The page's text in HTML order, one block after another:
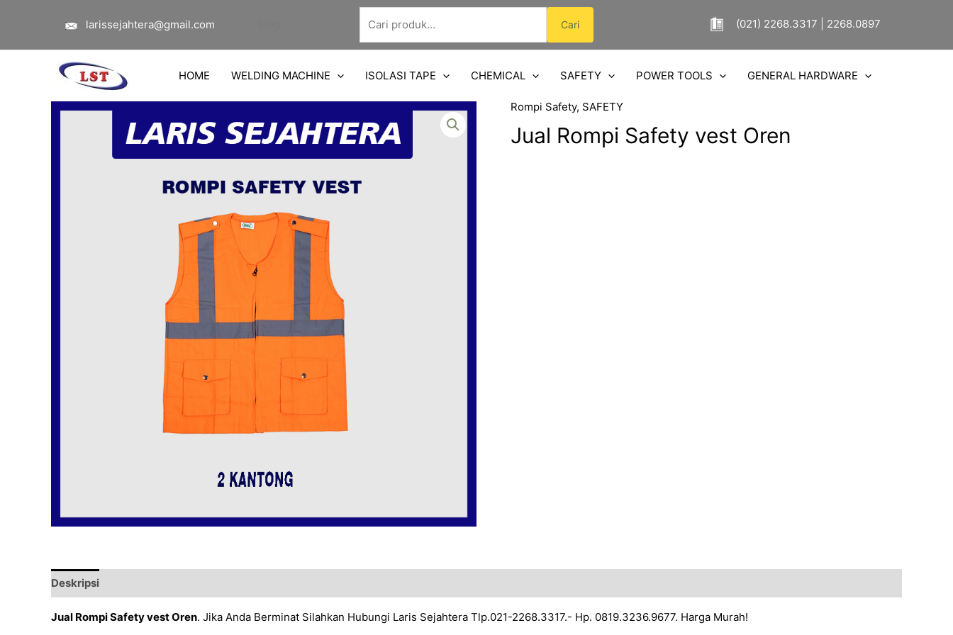
larissejahtera@gmail.com
Pencarian
untuk:
Cari (021) 2268.3317 | 2268.0897
HOME WELDING MACHINE ISOLASI TAPE CHEMICAL SAFETY POWER TOOLS GENERAL HARDWARE
Rompi Safety, SAFETY
Jual Rompi Safety vest Oren
Deskripsi
Jual Rompi Safety vest Oren. Jika Anda Berminat Silahkan Hubungi Laris Sejahtera Tlp.021-2268.3317.- Hp. 0819.3236.9677. Harga Murah!